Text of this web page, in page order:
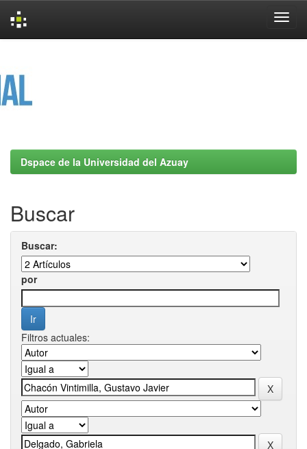
Dspace de la Universidad del Azuay
Buscar
Buscar:
por
Filtros actuales: